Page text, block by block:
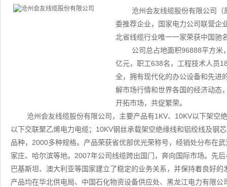
沧州会友线缆股份有限公司
委推荐企业，国家电力公司联营企
北省线缆行业唯一一家荣获中国驰
公司总占地面积96888平方米
亿元，职工638名，工程技术人员
全，拥有现代化的办公设备和先进
解市场行情和世界各国的经济动态
开拓市场，共促繁荣。
沧州会友线缆股份有限公司，主要产品有1KV、10KV以下架空
以下交联聚乙烯电力电缆；10KV钢丝承载架空绝缘线和铝绞线及钢
品种，2000多种规格。产品荣获省优部优光荣称号，经销处分布在
家庄、哈尔滨等地。2007年公司线缆跨出国门，奔向国际市场。先
巴基斯坦、澳大利亚等国家建立了稳定的业务关系，并保持着良好
产品均在华北供电局、中国石化物资设备供应处、黑龙江电力有限